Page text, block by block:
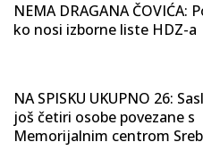
NEMA DRAGANA ČOVIĆA:
ko nosi izborne liste HDZ-a
NA SPISKU UKUPNO 26:
još četiri osobe povezane s
Memorijalnim centrom